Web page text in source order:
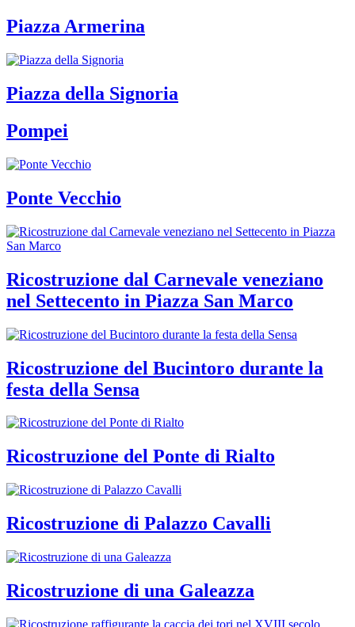
Piazza Armerina
Piazza della Signoria
Pompei
Ponte Vecchio
Ricostruzione dal Carnevale veneziano
nel Settecento in Piazza San Marco
Ricostruzione del Bucintoro durante la
festa della Sensa
Ricostruzione del Ponte di Rialto
Ricostruzione di Palazzo Cavalli
Ricostruzione di una Galeazza